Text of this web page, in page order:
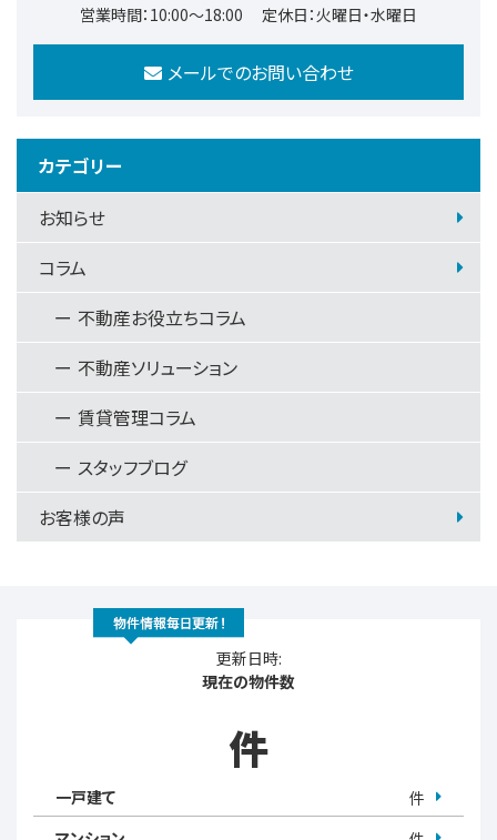
営業時間：10:00～18:00 定休日：火曜日・水曜日
メールでのお問い合わせ
カテゴリー
お知らせ
コラム
不動産お役立ちコラム
不動産ソリューション
賃貸管理コラム
スタッフブログ
お客様の声
更新日時:
現在の物件数
件
一戸建て
件